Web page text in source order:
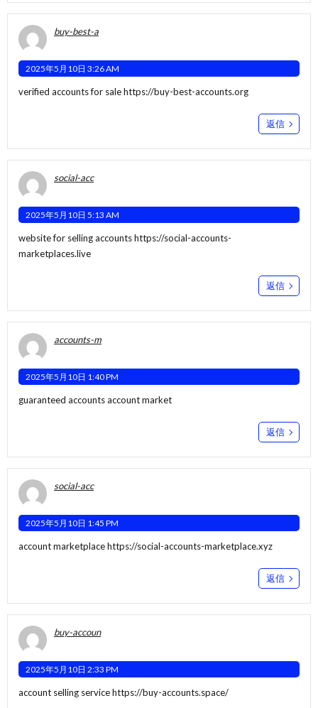
buy-best-a
2025年5月10日 3:26 AM
verified accounts for salehttps://buy-best-accounts.org
返信
social-acc
2025年5月10日 5:13 AM
website for selling accountshttps://social-accounts-
marketplaces.live
返信
accounts-m
2025年5月10日 1:40 PM
guaranteed accountsaccount market
返信
social-acc
2025年5月10日 1:45 PM
account marketplacehttps://social-accounts-marketplace.xyz
返信
buy-accoun
2025年5月10日 2:33 PM
account selling servicehttps://buy-accounts.space/